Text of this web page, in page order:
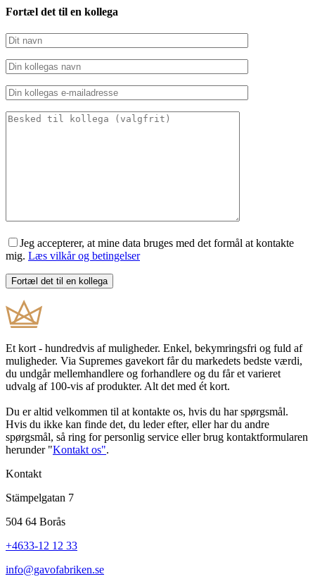
Fortæl det til en kollega
Jeg accepterer, at mine data bruges med det formål at kontakte
mig. Læs vilkår og betingelser
Et kort - hundredvis af muligheder. Enkel, bekymringsfri og fuld af
muligheder. Via Supremes gavekort får du markedets bedste værdi,
du undgår mellemhandlere og forhandlere og du får et varieret
udvalg af 100-vis af produkter. Alt det med ét kort.
Du er altid velkommen til at kontakte os, hvis du har spørgsmål.
Hvis du ikke kan finde det, du leder efter, eller har du andre
spørgsmål, så ring for personlig service eller brug kontaktformularen
herunder "Kontakt os".
Kontakt
Stämpelgatan 7
504 64 Borås
+4633-12 12 33
info@gavofabriken.se